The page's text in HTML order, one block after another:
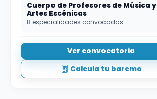
Cuerpo de Profesores de Música y
Artes Escénicas
8 especialidades convocadas
Ver convocatoria
Calcula tu baremo